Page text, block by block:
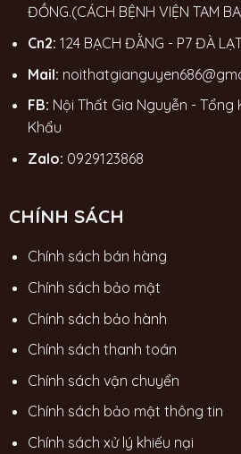
ĐỒNG.(CÁCH BỆNH VIỆN TAM
Cn2: 124 BẠCH ĐẰNG - P7 ĐÀ
Mail:
FB: Nội Thất Gia Nguyễn - Tổng
Khẩu
Zalo: 0929123868
CHÍNH SÁCH
Chính sách bán hàng
Chính sách bảo mật
Chính sách bảo hành
Chính sách thanh toán
Chính sách vận chuyển
Chính sách bảo mật thông tin
Chính sách xử lý khiếu nại